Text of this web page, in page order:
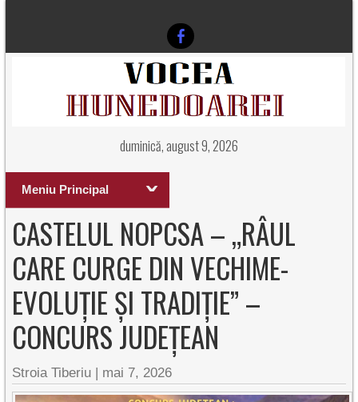
duminică, august 9, 2026
Meniu Principal
CASTELUL NOPCSA – „RÂUL
CARE CURGE DIN VECHIME-
EVOLUȚIE ȘI TRADIȚIE” –
CONCURS JUDEȚEAN
Stroia Tiberiu | mai 7, 2026